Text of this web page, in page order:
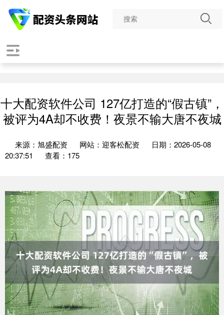
十大配资软件公司 127亿打造的“假古镇”，
被评为4A却不收费！夜景不输大唐不夜城
来源：旭盛配资 网站：迎客松配资
日期：2026-05-08
20:37:51
查看：175